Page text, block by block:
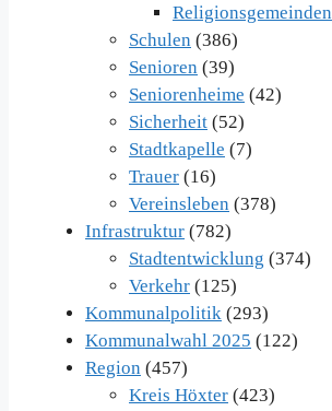
Religionsgemeinden
Schulen (386)
Senioren (39)
Seniorenheime (42)
Sicherheit (52)
Stadtkapelle (7)
Trauer (16)
Vereinsleben (378)
Infrastruktur (782)
Stadtentwicklung (374)
Verkehr (125)
Kommunalpolitik (293)
Kommunalwahl 2025 (122)
Region (457)
Kreis Höxter (423)